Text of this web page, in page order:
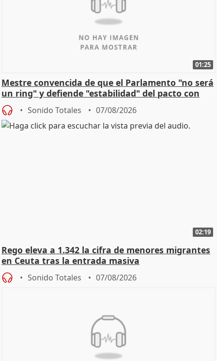
01:25
Mestre convencida de que el Parlamento "no será
un ring" y defiende "estabilidad" del pacto con
Vox
Sonido Totales 07/08/2026
02:19
Rego eleva a 1.342 la cifra de menores migrantes
en Ceuta tras la entrada masiva
Sonido Totales 07/08/2026